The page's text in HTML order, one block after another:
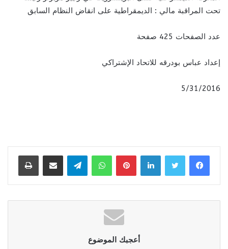
عدد الصفحات 425 صفحة
إعداد عباس بودرقه للاتحاد الإشتراكي
5/31/2016
لينكدإن بينتيريستواتساب تيلقرام مشاركة عبر البريد طباعة
أعجبك الموضوع